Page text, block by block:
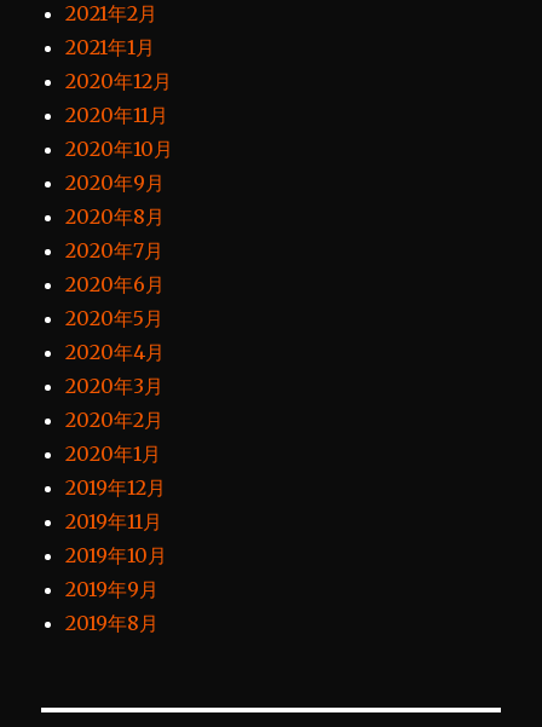
2021年2月
2021年1月
2020年12月
2020年11月
2020年10月
2020年9月
2020年8月
2020年7月
2020年6月
2020年5月
2020年4月
2020年3月
2020年2月
2020年1月
2019年12月
2019年11月
2019年10月
2019年9月
2019年8月